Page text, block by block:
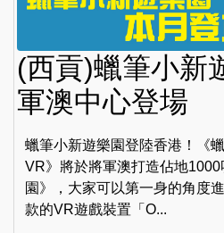
(西貢)蠟筆小新
軍澳中心登場
蠟筆小新遊樂園登陸香港！《
VR》將於將軍澳打造佔地
園》，大家可以第一身的角度
款的VR遊戲裝置「O...